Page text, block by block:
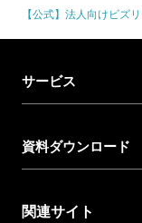
【公式】法人向けビズ
サービス
資料ダウンロード
関連サイト